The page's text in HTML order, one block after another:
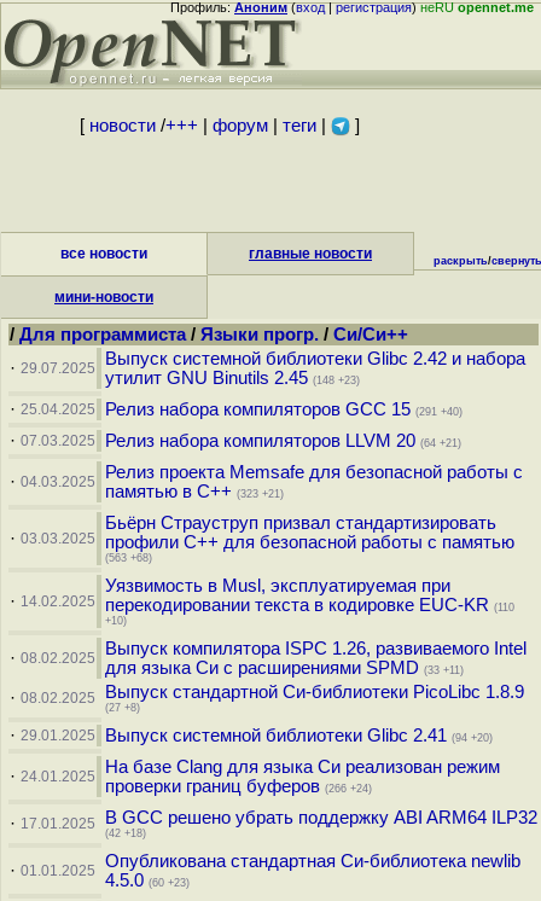
Профиль:Аноним(вход|регистрация)неRUopennet.me
[ новости/+++ форум| теги| ]
все новости главные новости
мини-новости
раскрыть/свернуть
/ Для программиста/ Языки прогр. / Си/Си++
· 29.07.2025
Выпуск системной библиотеки Glibc 2.42 и набора
утилит GNU Binutils 2.45 (148 +23)
· 25.04.2025 Релиз набора компиляторов GCC 15 (291 +40)
· 07.03.2025 Релиз набора компиляторов LLVM 20 (64 +21)
· 04.03.2025
Релиз проекта Memsafe для безопасной работы с
памятью в С++ (323 +21)
· 03.03.2025
Бьёрн Страуструп призвал стандартизировать
профили C++ для безопасной работы с памятью
(563 +68)
· 14.02.2025
Уязвимость в Musl, эксплуатируемая при
перекодировании текста в кодировке EUC-KR (110
+10)
· 08.02.2025
Выпуск компилятора ISPC 1.26, развиваемого Intel
для языка Си с расширениями SPMD (33 +11)
· 08.02.2025 Выпуск стандартной Си-библиотеки PicoLibc 1.8.9
(27 +8)
· 29.01.2025 Выпуск системной библиотеки Glibc 2.41 (94 +20)
· 24.01.2025
На базе Clang для языка Си реализован режим
проверки границ буферов (266 +24)
· 17.01.2025 В GCC решено убрать поддержку ABI ARM64 ILP32
(42 +18)
· 01.01.2025
Опубликована стандартная Си-библиотека newlib
4.5.0 (60 +23)